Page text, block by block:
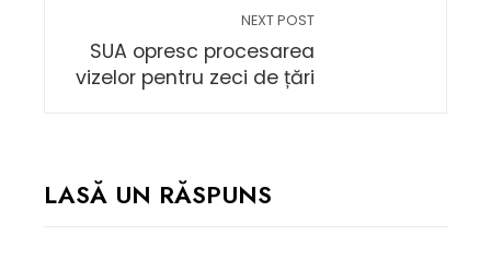
NEXT POST
SUA opresc procesarea
vizelor pentru zeci de țări
LASĂ UN RĂSPUNS